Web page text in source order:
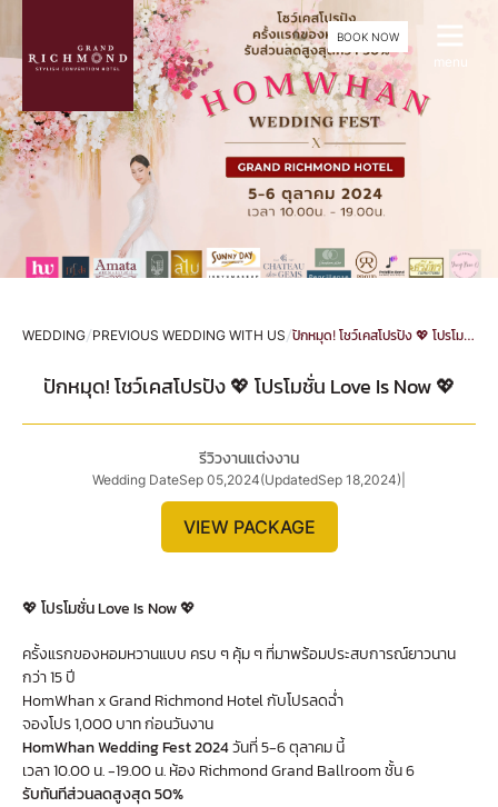
BOOK NOW
menu
WEDDING/PREVIOUS WEDDING WITH US/ ปักหมุด! โชว์เคสโปรปัง 💖 โปรโมชั่น LOVE IS NOW 💖
ปักหมุด! โชว์เคสโปรปัง 💖 โปรโมชั่น Love Is Now 💖
รีวิวงานแต่งงาน
Wedding DateSep 05,2024(UpdatedSep 18,2024)
VIEW PACKAGE
💖โปรโมชั่น Love Is Now💖
ครั้งแรกของหอมหวานแบบ ครบ ๆ คุ้ม ๆ ที่มาพร้อมประสบการณ์ยาวนาน
กว่า 15 ปี
HomWhan x Grand Richmond Hotel กับโปรลดฉ่ำ
จองโปร 1,000 บาท ก่อนวันงาน
HomWhan Wedding Fest 2024วันที่ 5-6 ตุลาคม นี้
เวลา 10.00 น. -19.00 น. ห้อง Richmond Grand Ballroom ชั้น 6
รับทันทีส่วนลดสูงสุด 50%